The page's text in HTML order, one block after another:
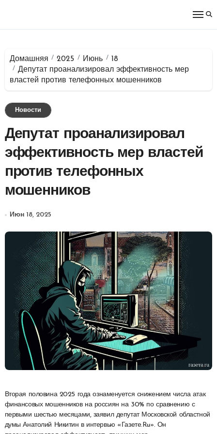
Домашняя 2025 Июнь
18
Депутат проанализировал эффективность мер
властей против телефонных мошенников
Новости
Депутат проанализировал
эффективность мер властей
против телефонных
мошенников
Июн 18, 2025
Вторая половина 2025 года ознаменуется снижением числа атак
финансовых мошенников на россиян на 30% по сравнению с
первыми шестью месяцами, заявил депутат Московской областной
думы Анатолий Никитин в интервью «Газете.Ru». Он